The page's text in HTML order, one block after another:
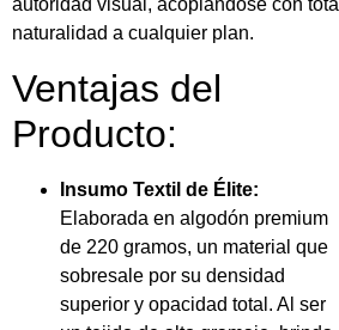
autoridad visual, acoplándose con total
naturalidad a cualquier plan.
Ventajas del
Producto:
Insumo Textil de Élite:
Elaborada en algodón premium
de 220 gramos, un material que
sobresale por su densidad
superior y opacidad total. Al ser